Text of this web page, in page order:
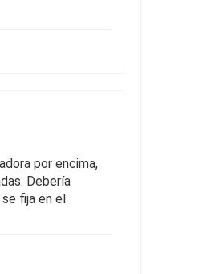
por encima,
Debería
fija en el